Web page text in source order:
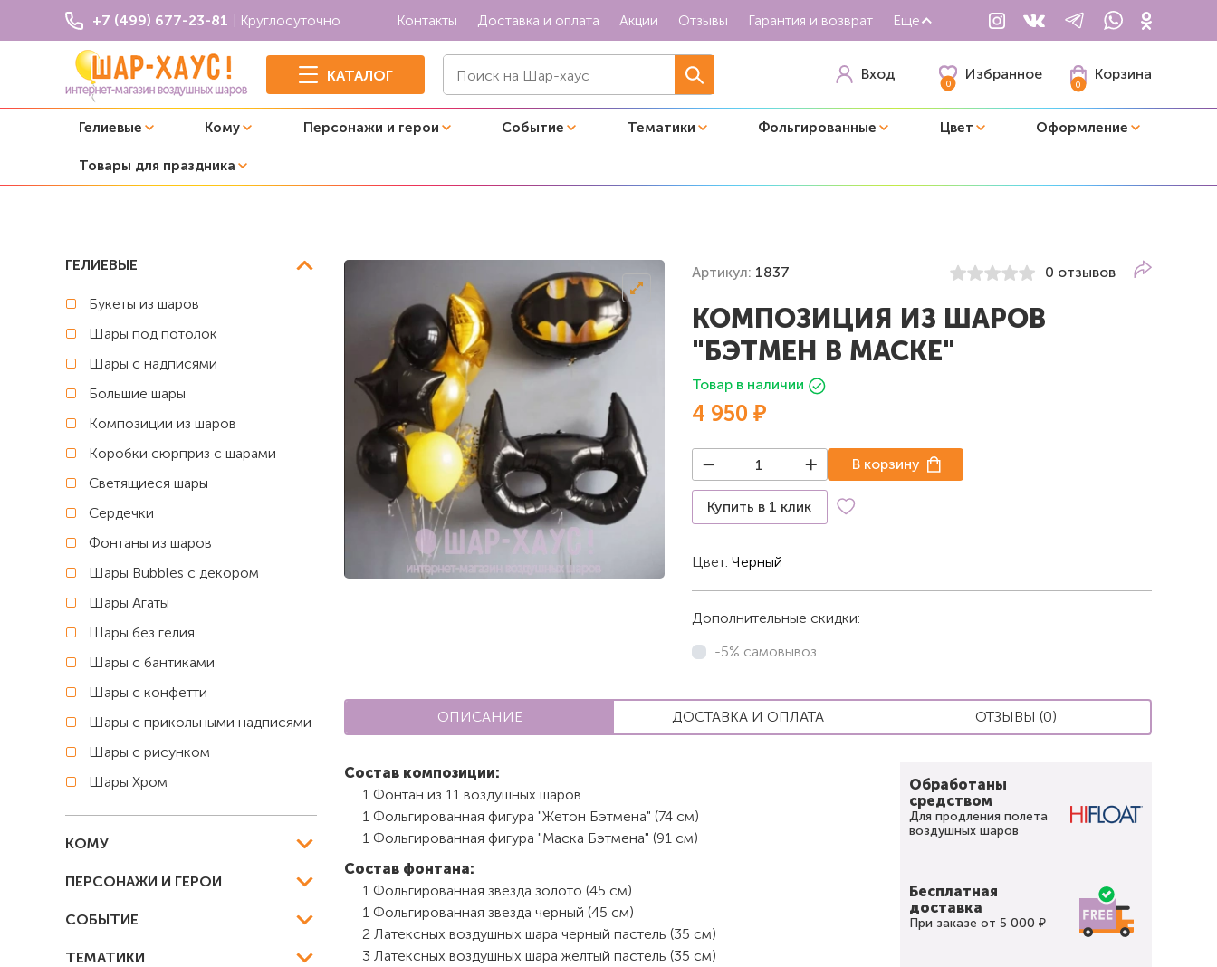
+7 (499) 677-23-81 | Круглосуточно Контакты Доставка и оплата Акции Отзывы Гарантия и возврат Еще
КАТАЛОГ Вход
0
Избранное
0
Корзина
Гелиевые Кому Персонажи и герои Событие Тематики Фольгированные Цвет Оформление
Товары для праздника
Бэтмен Композиция из шаров "Бэтмен в маске"
ГЕЛИЕВЫЕ
Букеты из шаров
Шары под потолок
Шары с надписями
Большие шары
Композиции из шаров
Коробки сюрприз с шарами
Светящиеся шары
Сердечки
Фонтаны из шаров
Шары Bubbles с декором
Шары Агаты
Шары без гелия
Шары с бантиками
Шары с конфетти
Шары с прикольными надписями
Шары с рисунком
Шары Хром
КОМУ
ПЕРСОНАЖИ И ГЕРОИ
СОБЫТИЕ
ТЕМАТИКИ
Артикул: 1837 0 отзывов
КОМПОЗИЦИЯ ИЗ ШАРОВ
"БЭТМЕН В МАСКЕ"
Товар в наличии
4 950 ₽
Купить в 1 клик
В корзину
Цвет: Черный
Дополнительные скидки:
-5% самовывоз
ОПИСАНИЕ ДОСТАВКА И ОПЛАТА ОТЗЫВЫ (0)
Состав композиции:
1 Фонтан из 11 воздушных шаров
1 Фольгированная фигура "Жетон Бэтмена" (74 см)
1 Фольгированная фигура "Маска Бэтмена" (91 см)
Состав фонтана:
1 Фольгированная звезда золото (45 см)
1 Фольгированная звезда черный (45 см)
2 Латексных воздушных шара черный пастель (35 см)
3 Латексных воздушных шара желтый пастель (35 см)
Обработаны
средством
Для продления полета
воздушных шаров
Бесплатная
доставка
При заказе от 5 000 ₽